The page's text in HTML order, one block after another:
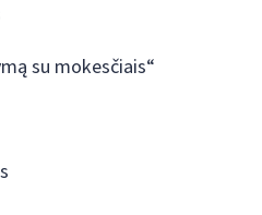
su mokesčiais“